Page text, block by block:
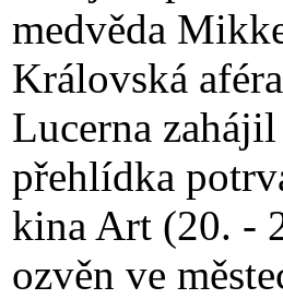
medvěda
Královská
Lucerna
přehlídka
kina Art (20. -
ozvěn ve